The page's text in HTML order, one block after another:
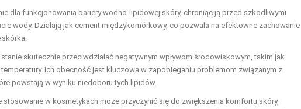
dla funkcjonowania bariery wodno-lipidowej skóry, chroniąc ją przed szkodliwymi
wody. Działają jak cement międzykomórkowy, co pozwala na efektowne zachowanie
skutecznie przeciwdziałać negatywnym wpływom środowiskowym, takim jak
Ich obecność jest kluczowa w zapobieganiu problemom związanym z
powstają w wyniku niedoboru tych lipidów.
stosowanie w kosmetykach może przyczynić się do zwiększenia komfortu skóry,